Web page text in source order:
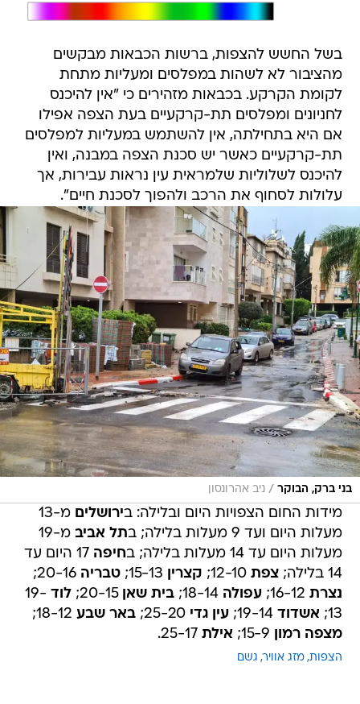
בשל החשש להצפות, ברשות הכבאות מבקשים
מהציבור לא לשהות במפלסים ומעליות מתחת
לקומת הקרקע. בכבאות מזהירים כי "אין להיכנס
לחניונים ומפלסים תת-קרקעיים בעת הצפה אפילו
אם היא בתחילתה, אין להשתמש במעליות למפלסים
תת-קרקעיים כאשר יש סכנת הצפה במבנה, ואין
להיכנס לשלוליות שלמראית עין נראות עבירות, אך
עלולות לסחוף את הרכב ולהפוך לסכנת חיים".
בני ברק, הבוקר / ניב אהרונסון
מידות החום הצפויות היום ובלילה: בירושלים
מ-13
מעלות היום ועד 9 מעלות בלילה; ב
תל אביב
מ-19
מעלות היום עד 14 מעלות בלילה; ב
חיפה
17 היום עד
14 בלילה;
צפת 12-10; קצרין טבריה 20-16;
נצרת
עפולה בית שאן 20-15; לוד 19-
13; אשדוד עין גדי 25-20; באר שבע
מצפה רמון
אילת 25-17.
הצפות מזג אוויר גשם